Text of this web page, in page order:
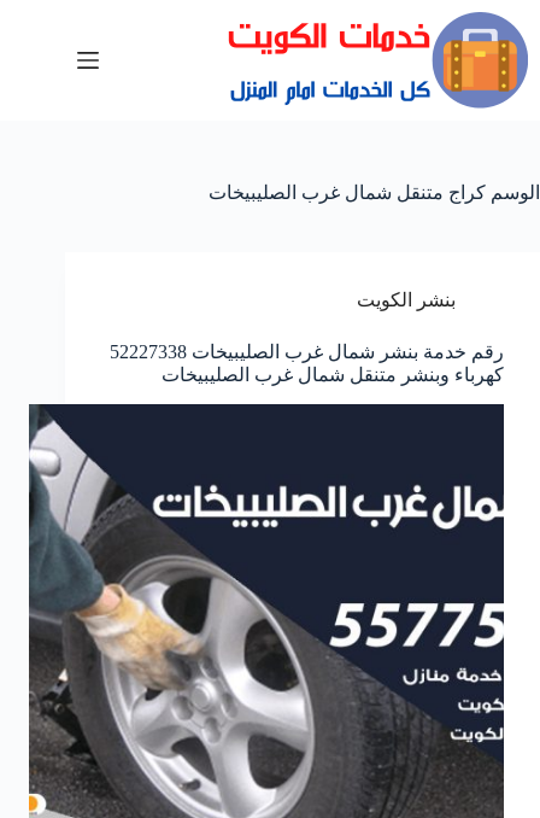
الوسم كراج متنقل شمال غرب الصليبيخات
بنشر الكويت
رقم خدمة بنشر شمال غرب الصليبيخات 52227338
كهرباء وبنشر متنقل شمال غرب الصليبيخات